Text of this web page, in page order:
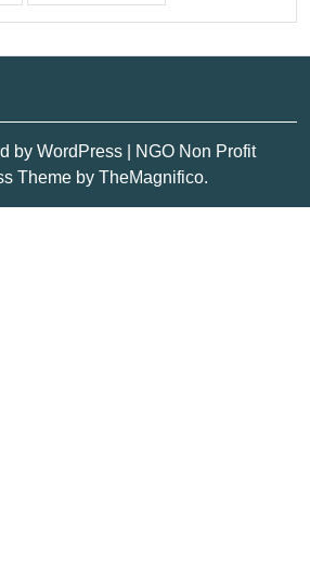
by WordPress
NGO Non Profit
Theme by TheMagnifico.